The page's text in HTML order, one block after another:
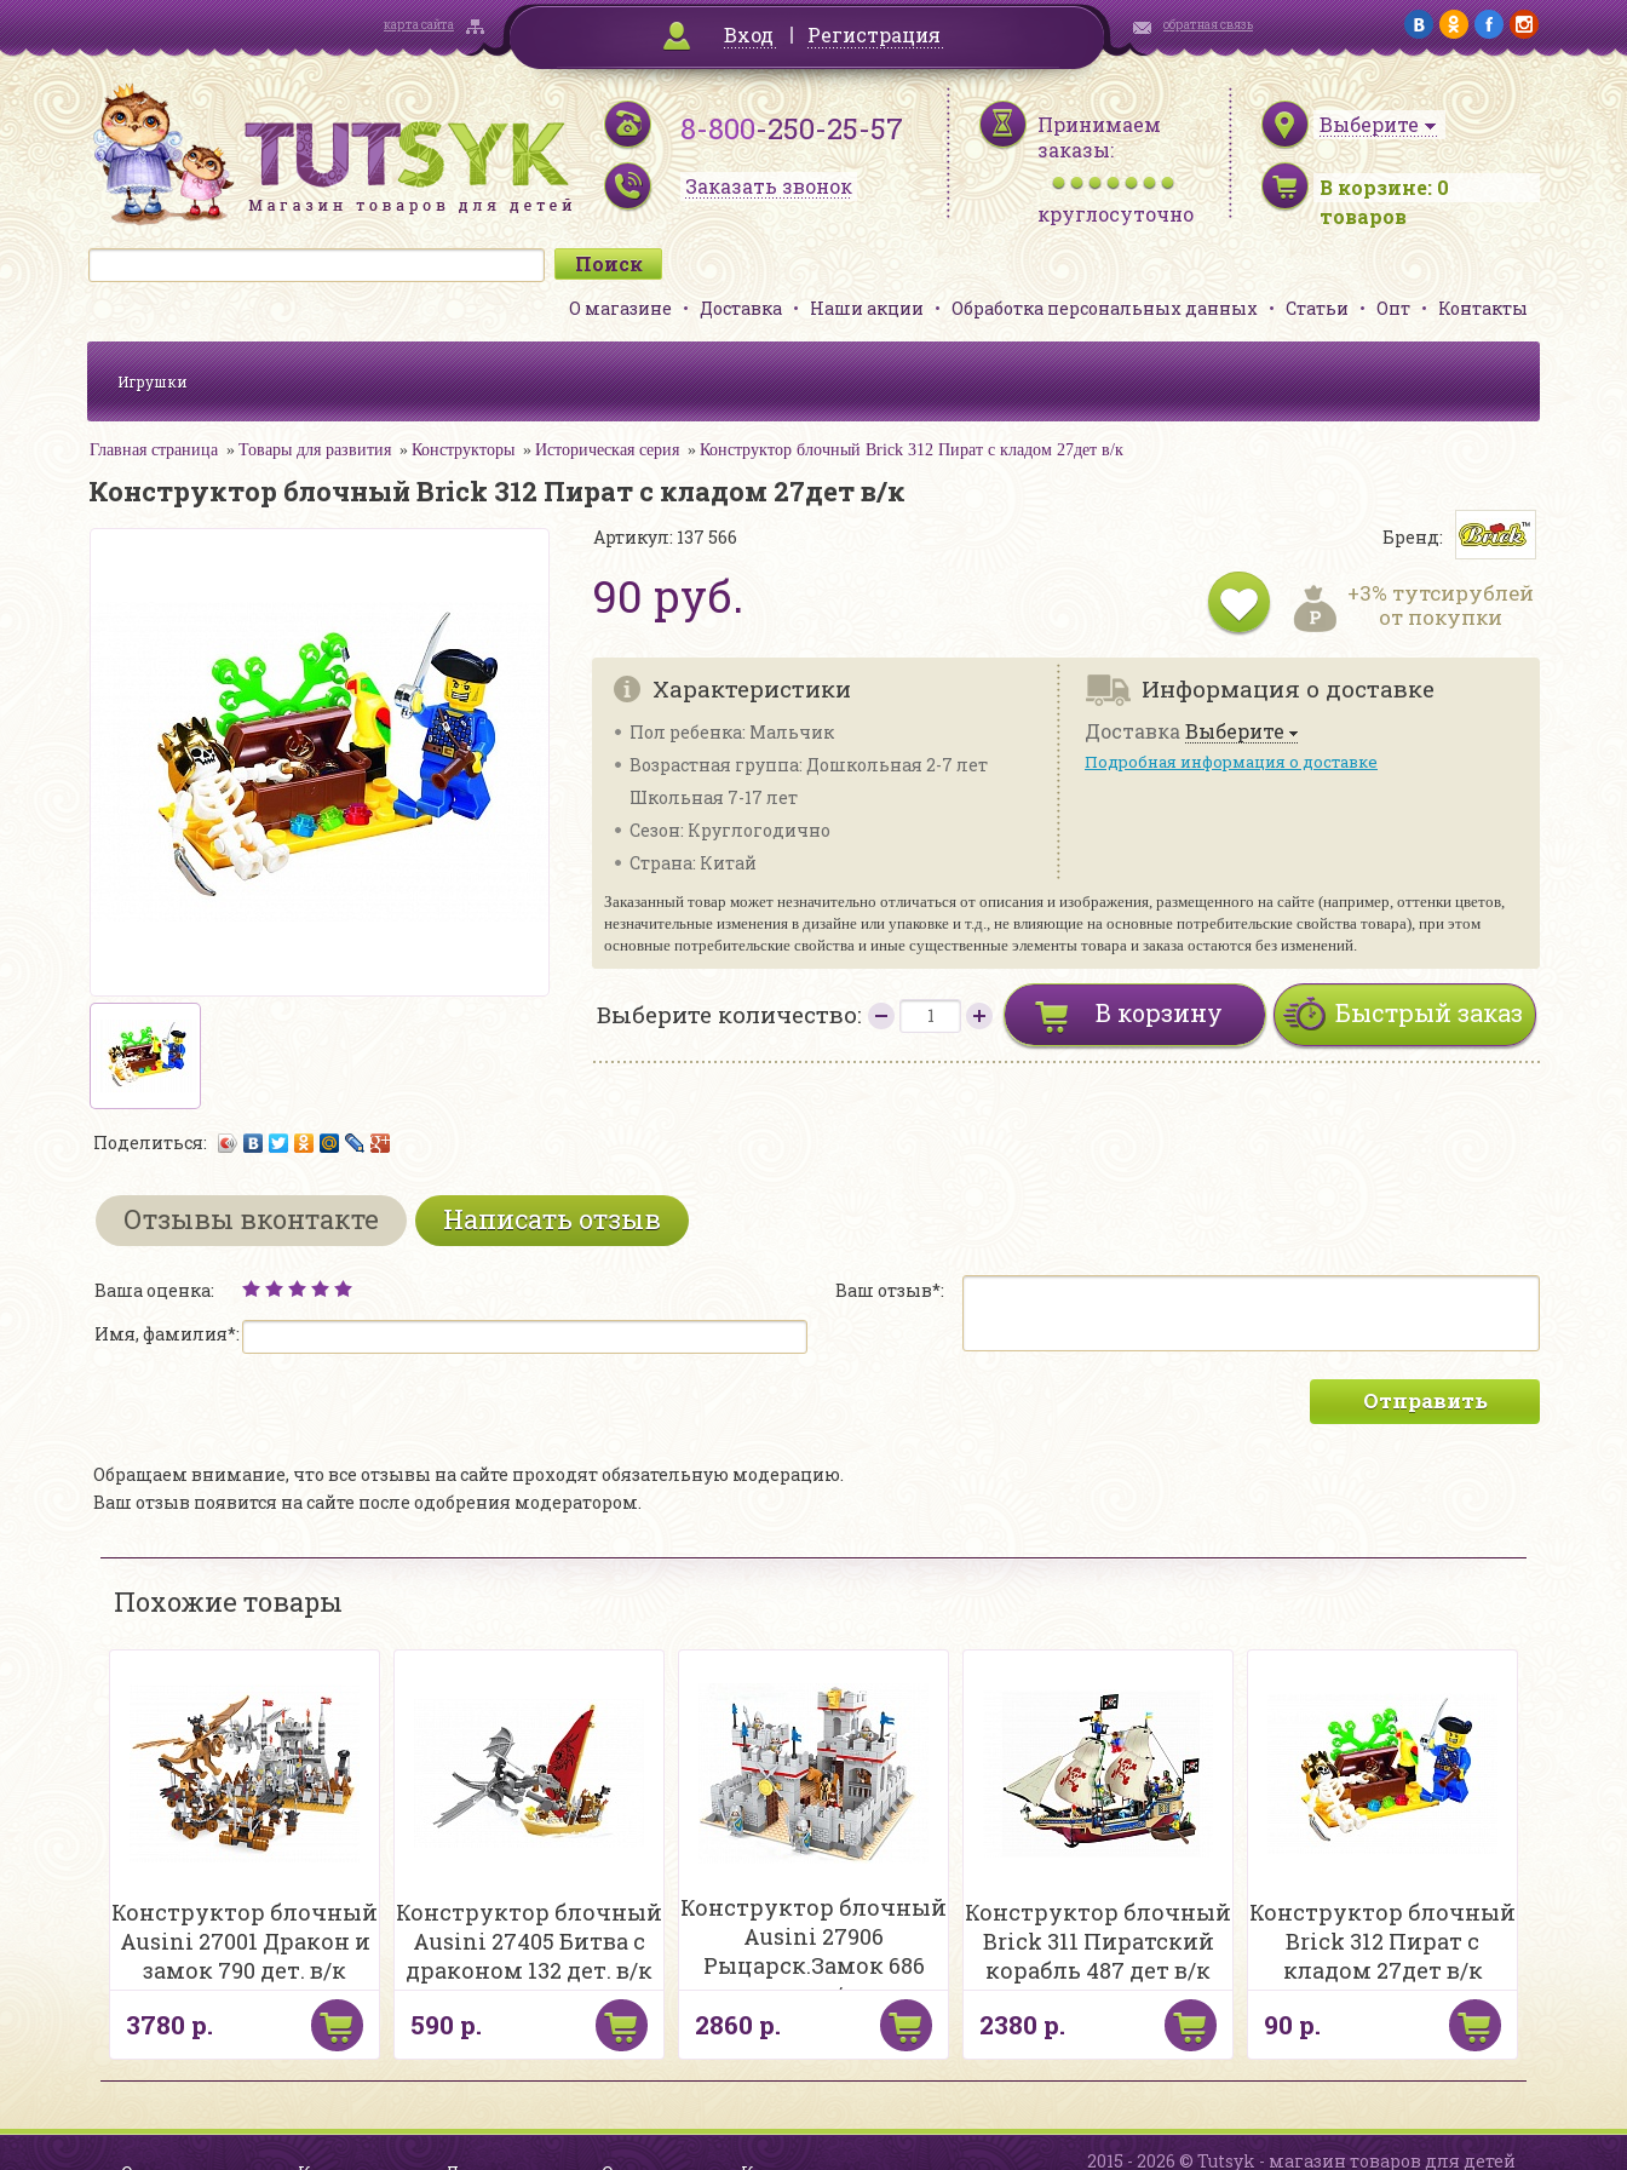
карта сайта Вход Регистрация обратная связь
8-800-250-25-57
Заказать звонок
Принимаем
заказы:
круглосуточно
Выберите
В корзине: 0
товаров
О магазине Доставка Наши акции Обработка персональных данных Статьи Опт Контакты
Игрушки
Главная страница Товары для развития Конструкторы Историческая серия Конструктор блочный Brick 312 Пират с кладом 27дет в/к
Конструктор блочный Brick 312 Пират с кладом 27дет в/к
Поделиться:
Артикул: 137 566
90 руб.
Бренд:
+3% тутсирублей
от покупки
Характеристики
Пол ребенка: Мальчик
Возрастная группа: Дошкольная 2-7 лет
Школьная 7-17 лет
Сезон: Круглогодично
Страна: Китай
Информация о доставке
Доставка Выберите
Подробная информация о доставке
Заказанный товар может незначительно отличаться от описания и изображения, размещенного на сайте (например, оттенки цветов,
незначительные изменения в дизайне или упаковке и т.д., не влияющие на основные потребительские свойства товара), при этом
основные потребительские свойства и иные существенные элементы товара и заказа остаются без изменений.
Выберите количество: Быстрый заказ
В корзину
Отзывы вконтакте Написать отзыв
Ваша оценка:
Имя, фамилия*:
Ваш отзыв*:
Отправить
Обращаем внимание, что все отзывы на сайте проходят обязательную модерацию.
Ваш отзыв появится на сайте после одобрения модератором.
Похожие товары
Конструктор блочный
Ausini 27001 Дракон и
замок 790 дет. в/к
3780 р.
Конструктор блочный
Ausini 27405 Битва с
драконом 132 дет. в/к
590 р.
Конструктор блочный
Ausini 27906
Рыцарск.Замок 686
дет. в/к
2860 р.
Конструктор блочный
Brick 311 Пиратский
корабль 487 дет в/к
2380 р.
Конструктор блочный
Brick 312 Пират с
кладом 27дет в/к
90 р.
2015 - 2026 © Tutsyk - магазин товаров для детей